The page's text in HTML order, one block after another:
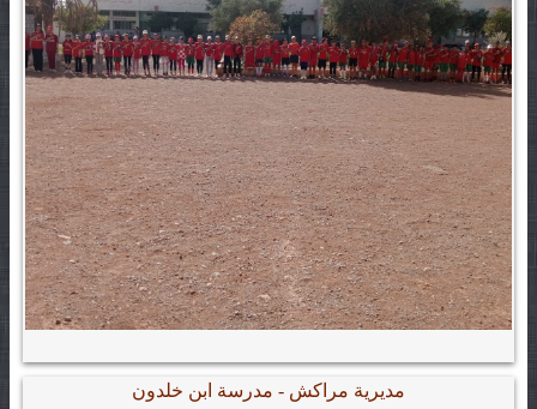
مديرية مراكش - مدرسة ابن خلدون